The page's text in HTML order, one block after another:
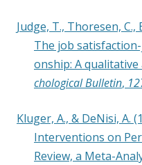
Judge, T., Tho­re­sen, C.,
The job
onship: A
cho­lo­gi­cal Bul­le­tin,
Klu­ger, A., & DeNi­si, A.
Inter­ven­ti­ons on
Review, a Meta-